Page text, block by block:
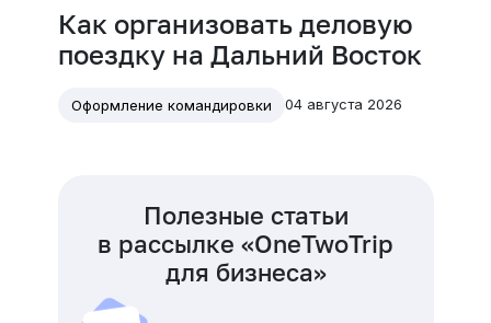
Как организовать деловую
поездку на Дальний Восток
Оформление командировки 04 августа 2026
Полезные статьи
в рассылке «OneTwoTrip
для бизнеса»